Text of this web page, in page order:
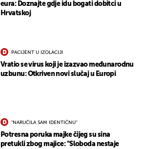
eura: Doznajte gdje idu bogati dobitci u
Hrvatskoj
PACIJENT U IZOLACIJI
Vratio se virus koji je izazvao međunarodnu
uzbunu: Otkriven novi slučaj u Europi
"NARUČILA SAM IDENTIČNU"
Potresna poruka majke čijeg su sina
pretukli zbog majice: "Sloboda nestaje